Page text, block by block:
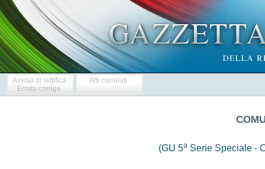
Avviso di rettifica
Errata corrige
Atti correlati
(GU 5a Serie Speciale -